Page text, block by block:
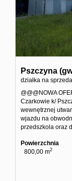
Pszczyna
działka na
@@@NOWA
Czarkowie k/
wewnętrznej
wjazdu na
przedszkola oraz
Powierzchnia
800,00 m2